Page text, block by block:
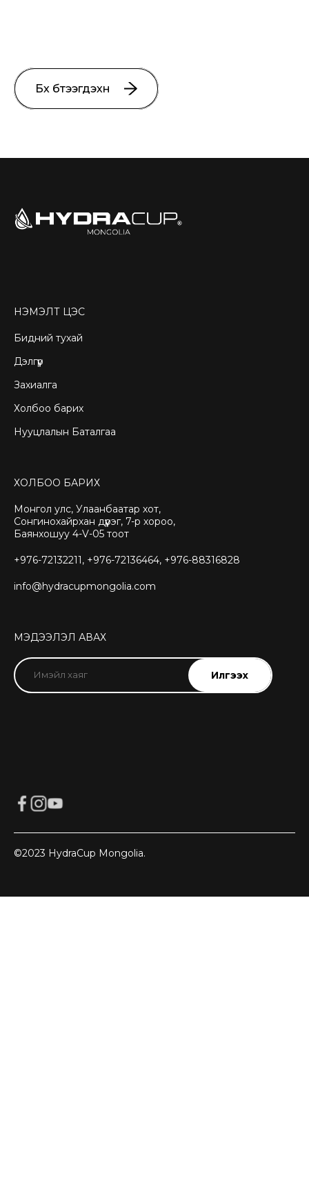
Бүх бүтээгдэхүүн
ХОЛБОО БАРИХ
Монгол улс, Улаанбаатар хот,
Сонгинохайрхан дүүрэг, 7-р хороо,
Баянхошуу 4-V-05 тоот
+976-72132211, +976-72136464, +976-88316828
info@hydracupmongolia.com
НЭМЭЛТ ЦЭС
Бидний тухай
Дэлгүүр
Захиалга
Холбоо барих
Нууцлалын Баталгаа
МЭДЭЭЛЭЛ АВАХ
©2023 HydraCup Mongolia.